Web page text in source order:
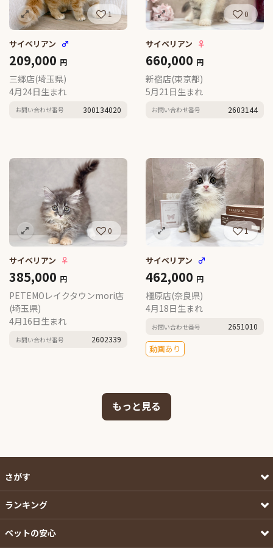
1
サイベリアン ♂
209,000 円
三郷店(埼玉県)
4月24日生まれ
お問い合わせ番号 300134020
0
サイベリアン ♀
660,000 円
新宿店(東京都)
5月21日生まれ
お問い合わせ番号 2603144
0
サイベリアン ♀
385,000 円
PETEMOレイクタウンmori店
(埼玉県)
4月16日生まれ
お問い合わせ番号 2602339
1
サイベリアン ♂
462,000 円
橿原店(奈良県)
4月18日生まれ
お問い合わせ番号 2651010
動画あり
もっと見る
さがす
ランキング
ペットの安心